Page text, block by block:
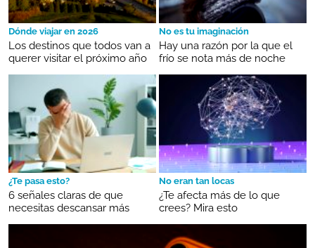
Dónde viajar en 2026
Los destinos que todos van a
querer visitar el próximo año
No es tu imaginación
Hay una razón por la que el
frío se nota más de noche
¿Te pasa esto?
6 señales claras de que
necesitas descansar más
No eran tan locas
¿Te afecta más de lo que
crees? Mira esto